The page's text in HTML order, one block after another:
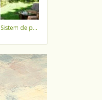
sistem de pulverizare a apei